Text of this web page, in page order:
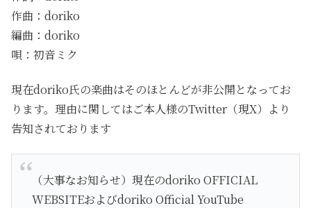
作曲：doriko
編曲：doriko
唄：初音ミク
現在doriko氏の楽曲はそのほとんどが非公開となってお
ります。理由に関してはご本人様のTwitter（現X）より
告知されております
（大事なお知らせ）現在のdoriko OFFICIAL
WEBSITEおよびdoriko Official YouTube